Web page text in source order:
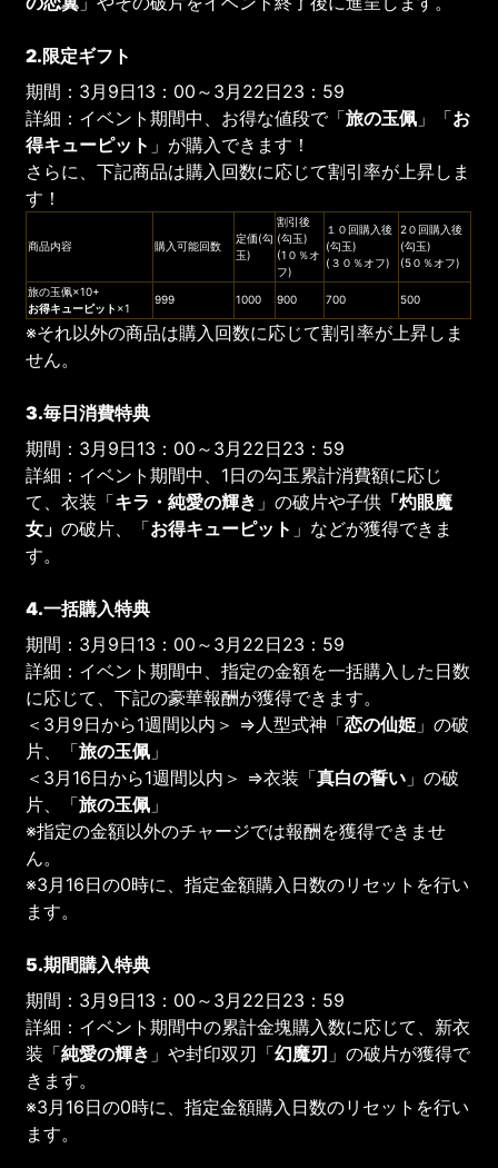
2.限定ギフト
期間：3月9日13：00～3月22日23：59
詳細：イベント期間中、お得な値段で「旅の玉佩 」「お
得キューピット 」が購入できます！
さらに、下記商品は購入回数に応じて割引率が上昇しま
す！
商品内容 購入可能回数
定価(勾
玉)
割引後
(勾玉)
(1０％オ
フ)
１０回購入後
(勾玉)
(３０％オフ)
2０回購入後
(勾玉)
(5０％オフ)
旅の玉佩×10+
お得キューピット ×1
999 1000 900 700 500
※それ以外の商品は購入回数に応じて割引率が上昇しま
せん。
3.毎日消費特典
期間：3月9日13：00～3月22日23：59
詳細：イベント期間中、1日の勾玉累計消費額に応じ
て、衣装「キラ・純愛の輝き 」の破片や子供 「灼眼魔
女」の破片、「お得キューピット 」などが獲得できま
す。
4.一括購入特典
期間：3月9日13：00～3月22日23：59
詳細：イベント期間中、指定の金額を一括購入した日数
に応じて、下記の豪華報酬が獲得できます。
＜3月9日から1週間以内＞ ⇒人型式神「恋の仙姫 」の破
片、「旅の玉佩 」
＜3月16日から1週間以内＞ ⇒衣装「真白の誓い 」の破
片、「旅の玉佩 」
※指定の金額以外のチャージでは報酬を獲得できませ
ん。
※3月16日の0時に、指定金額購入日数のリセットを行い
ます。
5.期間購入特典
期間：3月9日13：00～3月22日23：59
詳細：イベント期間中の累計金塊購入数に応じて、新衣
装「純愛の輝き 」や封印双刃「幻魔刃 」の破片が獲得で
きます。
※3月16日の0時に、指定金額購入日数のリセットを行い
ます。